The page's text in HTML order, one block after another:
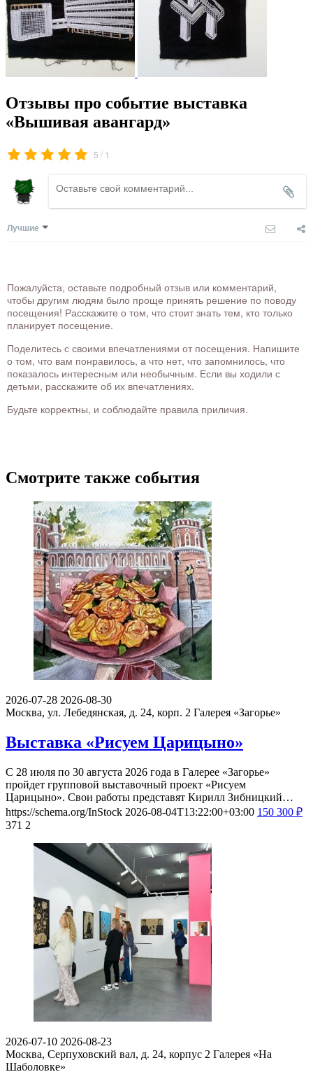
Отзывы про событие выставка
«Вышивая авангард»
5 / 1
Лучшие
Пожалуйста, оставьте подробный отзыв или комментарий,
чтобы другим людям было проще принять решение по поводу
посещения! Расскажите о том, что стоит знать тем, кто только
планирует посещение.
Поделитесь с своими впечатлениями от посещения. Напишите
о том, что вам понравилось, а что нет, что запомнилось, что
показалось интересным или необычным. Если вы ходили с
детьми, расскажите об их впечатлениях.
Будьте корректны, и соблюдайте правила приличия.
Смотрите также события
2026-07-28 2026-08-30
Москва, ул. Лебедянская, д. 24, корп. 2 Галерея «Загорье»
Выставка «Рисуем Царицыно»
С 28 июля по 30 августа 2026 года в Галерее «Загорье»
пройдет групповой выставочный проект «Рисуем
Царицыно». Свои работы представят Кирилл Зибницкий…
https://schema.org/InStock 2026-08-04T13:22:00+03:00 150 300 ₽
371 2
2026-07-10 2026-08-23
Москва, Серпуховский вал, д. 24, корпус 2 Галерея «На
Шаболовке»